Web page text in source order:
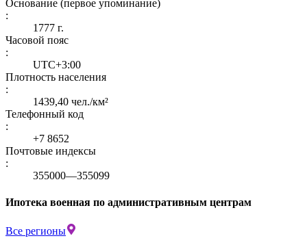
Основание (первое упоминание)
:
1777 г.
Часовой пояс
:
UTC+3:00
Плотность населения
:
1439,40 чел./км²
Телефонный код
:
+7 8652
Почтовые индексы
:
355000—355099
Ипотека военная по административным центрам
Все регионы